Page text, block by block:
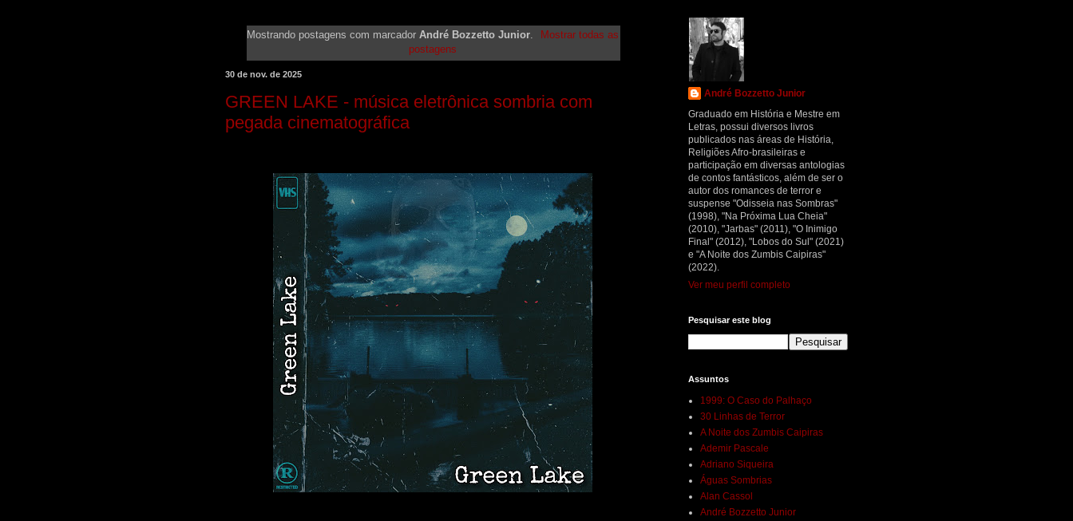
Mostrando postagens com marcador André Bozzetto Junior.
Mostrar todas as
postagens
30 de nov. de 2025
GREEN LAKE - música eletrônica sombria com
pegada cinematográfica
André Bozzetto Junior
Graduado em História e Mestre em
Letras, possui diversos livros
publicados nas áreas de História,
Religiões Afro-brasileiras e
participação em diversas antologias
de contos fantásticos, além de ser o
autor dos romances de terror e
suspense "Odisseia nas Sombras"
(1998), "Na Próxima Lua Cheia"
(2010), "Jarbas" (2011), "O Inimigo
Final" (2012), "Lobos do Sul" (2021)
e "A Noite dos Zumbis Caipiras"
(2022).
Ver meu perfil completo
Pesquisar este blog
Assuntos
1999: O Caso do Palhaço
30 Linhas de Terror
A Noite dos Zumbis Caipiras
Ademir Pascale
Adriano Siqueira
Águas Sombrias
Alan Cassol
André Bozzetto Junior